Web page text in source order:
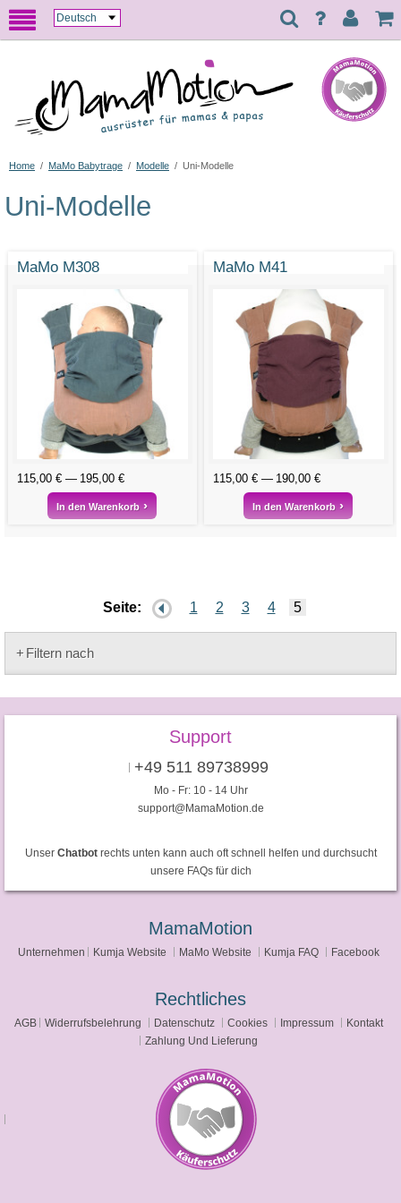
Home / MaMo Babytrage / Modelle / Uni-Modelle
Uni-Modelle
MaMo M308
115,00 € 195,00 €
In den Warenkorb
MaMo M41
115,00 € 190,00 €
In den Warenkorb
Seite: 1 2 3 4 5
Filtern nach
Support
+49 511 89738999
Mo - Fr: 10 - 14 Uhr
support@MamaMotion.de
Unser Chatbotrechts unten kann auch oft schnell helfen und durchsucht
unsere FAQs für dich
MamaMotion
Unternehmen Kumja Website MaMo Website Kumja FAQ Facebook
Rechtliches
AGB Widerrufsbelehrung Datenschutz Cookies Impressum
Kontakt
Zahlung Und Lieferung